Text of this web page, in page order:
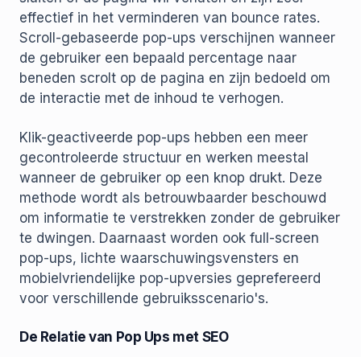
effectief in het verminderen van bounce rates.
Scroll-gebaseerde pop-ups verschijnen wanneer
de gebruiker een bepaald percentage naar
beneden scrolt op de pagina en zijn bedoeld om
de interactie met de inhoud te verhogen.
Klik-geactiveerde pop-ups hebben een meer
gecontroleerde structuur en werken meestal
wanneer de gebruiker op een knop drukt. Deze
methode wordt als betrouwbaarder beschouwd
om informatie te verstrekken zonder de gebruiker
te dwingen. Daarnaast worden ook full-screen
pop-ups, lichte waarschuwingsvensters en
mobielvriendelijke pop-upversies geprefereerd
voor verschillende gebruiksscenario's.
De Relatie van Pop Ups met SEO